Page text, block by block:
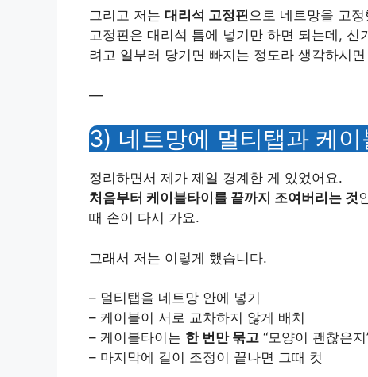
그리고 저는 대리석 고정핀으로 네트망을 고정
고정핀은 대리석 틈에 넣기만 하면 되는데,
려고 일부러 당기면 빠지는 정도라 생각하시
—
3) 네트망에 멀티탭과 케이
정리하면서 제가 제일 경계한 게 있었어요.
처음부터 케이블타이를 끝까지 조여버리는 것
때 손이 다시 가요.
그래서 저는 이렇게 했습니다.
– 멀티탭을 네트망 안에 넣기
– 케이블이 서로 교차하지 않게 배치
– 케이블타이는 한 번만 묶고 “모양이 괜찮은지
– 마지막에 길이 조정이 끝나면 그때 컷